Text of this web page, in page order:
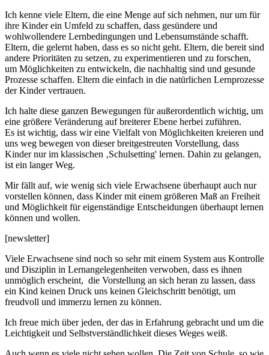
Ich kenne viele Eltern, die eine Menge auf sich nehmen, nur um für
ihre Kinder ein Umfeld zu schaffen, dass gesündere und
wohlwollendere Lernbedingungen und Lebensumstände schafft.
Eltern, die gelernt haben, dass es so nicht geht. Eltern, die bereit sind
andere Prioritäten zu setzen, zu experimentieren und zu forschen,
um Möglichkeiten zu entwickeln, die nachhaltig sind und gesunde
Prozesse schaffen. Eltern die einfach in die natürlichen Lernprozesse
der Kinder vertrauen.
Ich halte diese ganzen Bewegungen für außerordentlich wichtig, um
eine größere Veränderung auf breiterer Ebene herbei zuführen.
Es ist wichtig, dass wir eine Vielfalt von Möglichkeiten kreieren und
uns weg bewegen von dieser breitgestreuten Vorstellung, dass
Kinder nur im klassischen ‚Schulsetting' lernen. Dahin zu gelangen,
ist ein langer Weg.
Mir fällt auf, wie wenig sich viele Erwachsene überhaupt auch nur
vorstellen können, dass Kinder mit einem größeren Maß an Freiheit
und Möglichkeit für eigenständige Entscheidungen überhaupt lernen
können und wollen.
[newsletter]
Viele Erwachsene sind noch so sehr mit einem System aus Kontrolle
und Disziplin in Lernangelegenheiten verwoben, dass es ihnen
unmöglich erscheint, die Vorstellung an sich heran zu lassen, dass
ein Kind keinen Druck uns keinen Gleichschritt benötigt, um
freudvoll und immerzu lernen zu können.
Ich freue mich über jeden, der das in Erfahrung gebracht und um die
Leichtigkeit und Selbstverständlichkeit dieses Weges weiß.